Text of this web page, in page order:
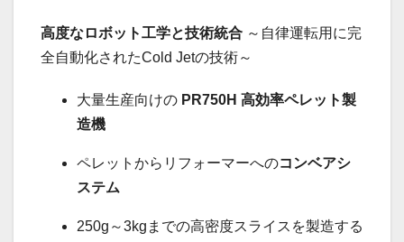
高度なロボット工学と技術統合 ～自律運転用に完
全自動化されたCold Jetの技術～
大量生産向けの PR750H 高効率ペレット製
造機
ペレットからリフォーマーへのコンベアシ
ステム
250g～3kgまでの高密度スライスを製造する